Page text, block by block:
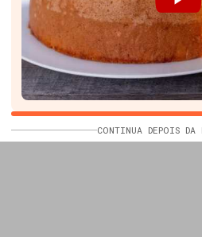
CONTINUA DEPOIS DA